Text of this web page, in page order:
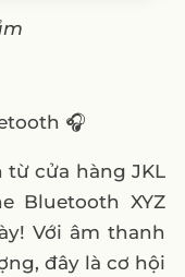
🎧
cửa hàng JKL
Bluetooth XYZ
Với âm thanh
đây là cơ hội